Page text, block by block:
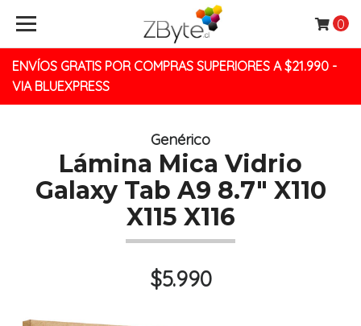
ENVÍOS GRATIS POR COMPRAS SUPERIORES A $21.990 -
VIA BLUEXPRESS
0
Genérico
Lámina Mica Vidrio
Galaxy Tab A9 8.7" X110
X115 X116
$5.990